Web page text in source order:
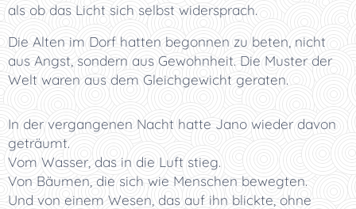
als ob das Licht sich selbst widersprach.
Die Alten im Dorf hatten begonnen zu beten, nicht
aus Angst, sondern aus Gewohnheit. Die Muster der
Welt waren aus dem Gleichgewicht geraten.
In der vergangenen Nacht hatte Jano wieder davon
geträumt.
Vom Wasser, das in die Luft stieg.
Von Bäumen, die sich wie Menschen bewegten.
Und von einem Wesen, das auf ihn blickte, ohne